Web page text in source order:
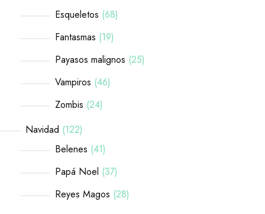
Esqueletos 68
Fantasmas 19
Payasos malignos 25
Vampiros 46
Zombis 24
Navidad 122
Belenes 41
Papá Noel 37
Reyes Magos 28